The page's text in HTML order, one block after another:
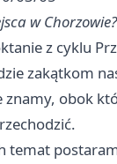
w Chorzowie?
z cyklu
zakątkom
znamy, obok
temat